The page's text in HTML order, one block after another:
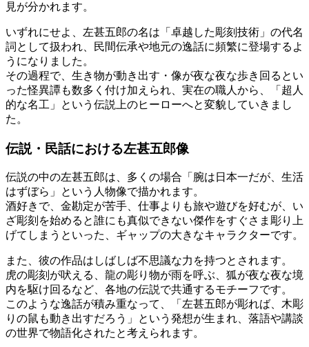
見が分かれます。
いずれにせよ、左甚五郎の名は「卓越した彫刻技術」の代名
詞として扱われ、民間伝承や地元の逸話に頻繁に登場するよ
うになりました。
その過程で、生き物が動き出す・像が夜な夜な歩き回るとい
った怪異譚も数多く付け加えられ、実在の職人から、「超人
的な名工」という伝説上のヒーローへと変貌していきまし
た。
伝説・民話における左甚五郎像
伝説の中の左甚五郎は、多くの場合「腕は日本一だが、生活
はずぼら」という人物像で描かれます。
酒好きで、金勘定が苦手、仕事よりも旅や遊びを好むが、い
ざ彫刻を始めると誰にも真似できない傑作をすぐさま彫り上
げてしまうといった、ギャップの大きなキャラクターです。
また、彼の作品はしばしば不思議な力を持つとされます。
虎の彫刻が吠える、龍の彫り物が雨を呼ぶ、狐が夜な夜な境
内を駆け回るなど、各地の伝説で共通するモチーフです。
このような逸話が積み重なって、「左甚五郎が彫れば、木彫
りの鼠も動き出すだろう」という発想が生まれ、落語や講談
の世界で物語化されたと考えられます。